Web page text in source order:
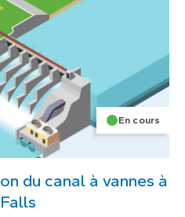
En cours
du canal à vannes à